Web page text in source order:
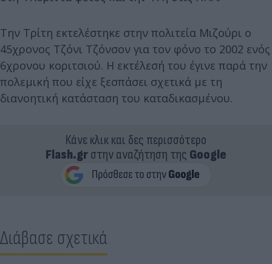
Την Τρίτη εκτελέστηκε στην πολιτεία Μιζούρι ο
45χρονος Τζόνι Τζόνσον για τον φόνο το 2002 ενός
6χρονου κοριτσιού. Η εκτέλεσή του έγινε παρά την
πολεμική που είχε ξεσπάσει σχετικά με τη
διανοητική κατάσταση του καταδικασμένου.
Κάνε κλικ και δες περισσότερο
Flash.grστην αναζήτηση της Google
Διάβασε σχετικά